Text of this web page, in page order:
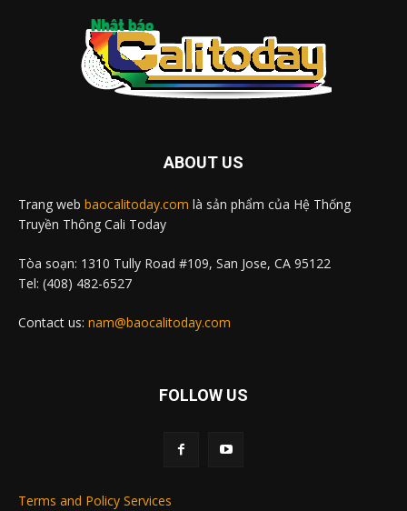
ABOUT US
Trang web baocalitoday.com là sản phẩm của Hệ Thống
Truyền Thông Cali Today
Tòa soạn: 1310 Tully Road #109, San Jose, CA 95122
Tel: (408) 482-6527
Contact us: nam@baocalitoday.com
FOLLOW US
Terms and Policy Services